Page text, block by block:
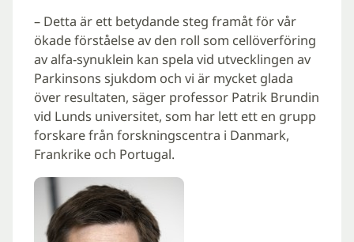
– Detta är ett betydande steg framåt för vår
ökade förståelse av den roll som cellöverföring
av alfa-synuklein kan spela vid utvecklingen av
Parkinsons sjukdom och vi är mycket glada
över resultaten, säger professor Patrik Brundin
vid Lunds universitet, som har lett ett en grupp
forskare från forskningscentra i Danmark,
Frankrike och Portugal.